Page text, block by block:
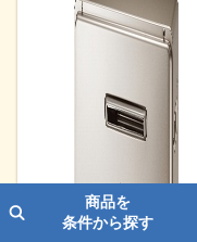
商品を
条件から探す